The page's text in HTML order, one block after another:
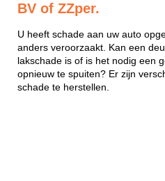
BV of ZZper.
U heeft schade aan uw auto
anders veroorzaakt. Kan een
lakschade is of is het nodig een
opnieuw te spuiten? Er zijn
schade te herstellen.